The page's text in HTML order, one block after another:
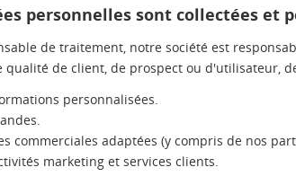
personnelles sont collectées et
de traitement, notre société est
qualité de client, de prospect ou d'utilisateur,
personnalisées.
commerciales adaptées (y compris de nos
marketing et services clients.